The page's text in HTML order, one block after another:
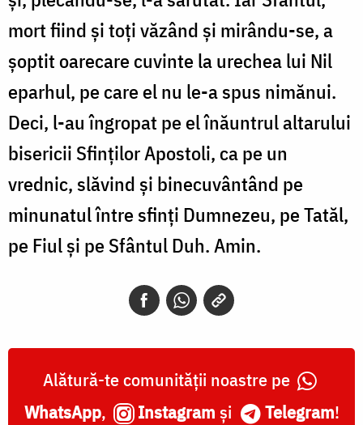
mort fiind și toți văzând și mirându-se, a
șoptit oarecare cuvinte la urechea lui Nil
eparhul, pe care el nu le-a spus nimănui.
Deci, l-au îngropat pe el înăuntrul altarului
bisericii Sfinților Apostoli, ca pe un
vrednic, slăvind și binecuvântând pe
minunatul între sfinți Dumnezeu, pe Tatăl,
pe Fiul și pe Sfântul Duh. Amin.
Alătură-te comunității noastre pe
WhatsApp, Instagram și Telegram!